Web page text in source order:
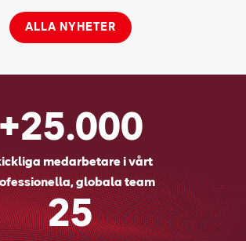
ALLA NYHETER
+25.000
medarbetare i vårt
globala team
25